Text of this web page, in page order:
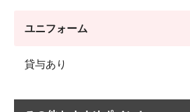
ユニフォーム
貸与あり